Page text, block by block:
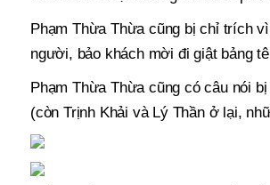
Phạm Thừa Thừa cũng bị chỉ trích
người, bảo khách mời đi giật bảng
Phạm Thừa Thừa cũng có câu nói
(còn Trịnh Khải và Lý Thần ở lại,